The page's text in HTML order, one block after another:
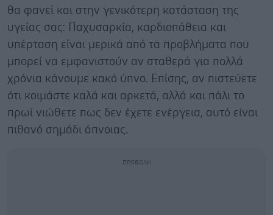
θα φανεί και στην γενικότερη κατάσταση της
υγείας σας: Παχυσαρκία, καρδιοπάθεια και
υπέρταση είναι μερικά από τα προβλήματα που
μπορεί να εμφανιστούν αν σταθερά για πολλά
χρόνια κάνουμε κακό ύπνο. Επίσης, αν πιστεύετε
ότι κοιμάστε καλά και αρκετά, αλλά και πάλι το
πρωί νιώθετε πως δεν έχετε ενέργεια, αυτό είναι
πιθανό σημάδι άπνοιας.